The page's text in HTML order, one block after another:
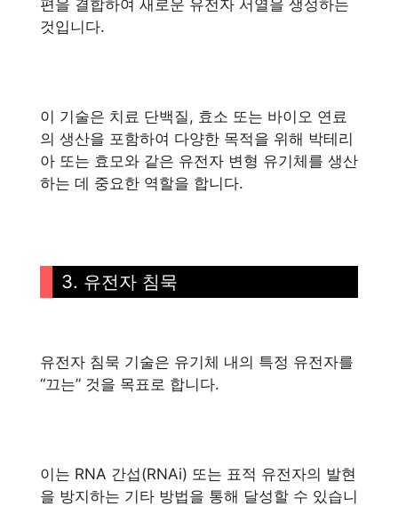
편을 결합하여 새로운 유전자 서열을 생성하는
것입니다.
이 기술은 치료 단백질, 효소 또는 바이오 연료
의 생산을 포함하여 다양한 목적을 위해 박테리
아 또는 효모와 같은 유전자 변형 유기체를 생산
하는 데 중요한 역할을 합니다.
3. 유전자 침묵
유전자 침묵 기술은 유기체 내의 특정 유전자를
“끄는” 것을 목표로 합니다.
이는 RNA 간섭(RNAi) 또는 표적 유전자의 발현
을 방지하는 기타 방법을 통해 달성할 수 있습니